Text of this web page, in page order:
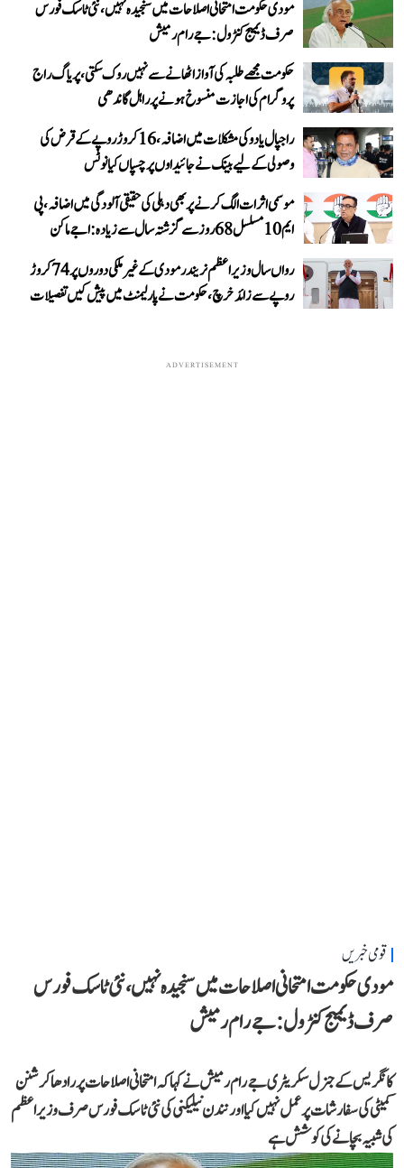
مودی حکومت امتحانی اصلاحات میں سنجیدہ نہیں، نئی ٹاسک فورس
صرف ڈیمیج کنٹرول: جے رام رمیش
حکومت مجھے طلبہ کی آواز اٹھانے سے نہیں روک سکتی، پریاگ راج
پروگرام کی اجازت منسوخ ہونے پر راہل گاندھی
راجپال یادو کی مشکلات میں اضافہ، 16 کروڑ روپے کے قرض کی
وصولی کے لیے بینک نے جائیداوں پر چسپاں کیا نوٹس
موسمی اثرات الگ کرنے پر بھی دہلی کی حقیقی آلودگی میں اضافہ، پی
ایم 10 مسلسل 68 روز سے گزشتہ سال سے زیادہ: اجے ماکن
رواں سال وزیر اعظم نریندر مودی کے غیر ملکی دوروں پر 74 کروڑ
روپے سے زائد خرچ، حکومت نے پارلیمنٹ میں پیش کیں تفصیلات
ADVERTISEMENT
قومی خبریں
مودی حکومت امتحانی اصلاحات میں سنجیدہ نہیں، نئی ٹاسک فورس
صرف ڈیمیج کنٹرول: جے رام رمیش
کانگریس کے جنرل سکریٹری جے رام رمیش نے کہا کہ امتحانی اصلاحات پر رادھاکرشنن
کمیٹی کی سفارشات پر عمل نہیں کیا اور نندن نیلیکنی کی نئی ٹاسک فورس صرف وزیر اعظم
کی شبیہ بچانے کی کوشش ہے